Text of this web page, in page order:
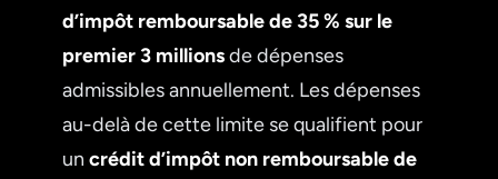
d’impôt remboursable de 35 % sur le
premier 3 millionsde dépenses
admissibles annuellement. Les dépenses
au-delà de cette limite se qualifient pour
un crédit d’impôt non remboursable de